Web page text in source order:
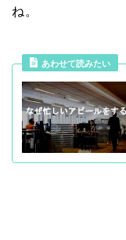
ね。
あわせて読みたい